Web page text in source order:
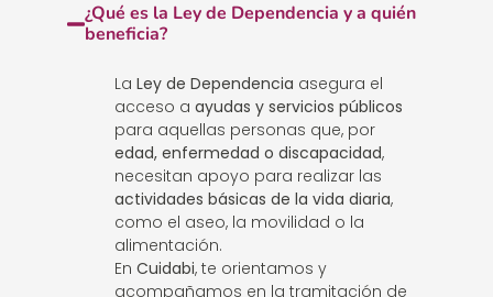
¿Qué es la Ley de Dependencia y a quién
beneficia?
La Ley de Dependencia asegura el
acceso a ayudas y servicios públicos
para aquellas personas que, por
edad, enfermedad o discapacidad,
necesitan apoyo para realizar las
actividades básicas de la vida diaria,
como el aseo, la movilidad o la
alimentación.
En Cuidabi, te orientamos y
acompañamos en la tramitación de